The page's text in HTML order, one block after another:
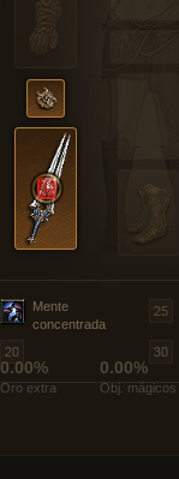
Mente
concentrada
0.00%
Oro extra
0.00%
Obj. mágicos